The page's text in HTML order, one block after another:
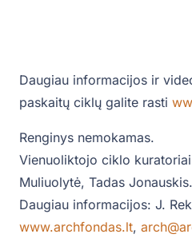
Daugiau informacijos ir
paskaitų ciklų galite rasti
Renginys nemokamas.
Vienuoliktojo ciklo
Muliuolytė, Tadas Jonauskis.
Daugiau informacijos: J.
www.archfondas.lt,